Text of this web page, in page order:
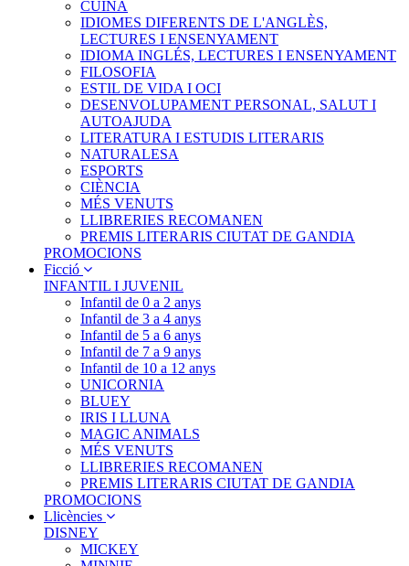
CUINA
IDIOMES DIFERENTS DE L'ANGLÈS,
LECTURES I ENSENYAMENT
IDIOMA INGLÉS, LECTURES I ENSENYAMENT
FILOSOFIA
ESTIL DE VIDA I OCI
DESENVOLUPAMENT PERSONAL, SALUT I
AUTOAJUDA
LITERATURA I ESTUDIS LITERARIS
NATURALESA
ESPORTS
CIÈNCIA
MÉS VENUTS
LLIBRERIES RECOMANEN
PREMIS LITERARIS CIUTAT DE GANDIA
PROMOCIONS
Ficció
INFANTIL I JUVENIL
Infantil de 0 a 2 anys
Infantil de 3 a 4 anys
Infantil de 5 a 6 anys
Infantil de 7 a 9 anys
Infantil de 10 a 12 anys
UNICORNIA
BLUEY
IRIS I LLUNA
MAGIC ANIMALS
MÉS VENUTS
LLIBRERIES RECOMANEN
PREMIS LITERARIS CIUTAT DE GANDIA
PROMOCIONS
Llicències
DISNEY
MICKEY